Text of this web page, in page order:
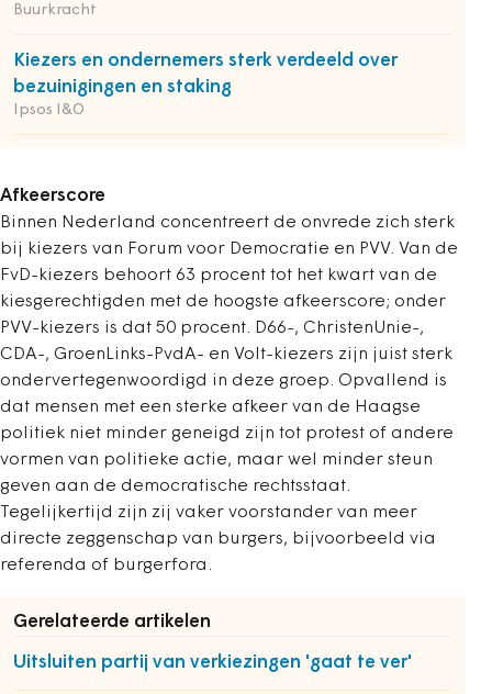
Buurkracht
Kiezers en ondernemers sterk verdeeld over
bezuinigingen en staking
Ipsos I&O
Afkeerscore
Binnen Nederland concentreert de onvrede zich sterk
bij kiezers van Forum voor Democratie en PVV. Van de
FvD-kiezers behoort 63 procent tot het kwart van de
kiesgerechtigden met de hoogste afkeerscore; onder
PVV-kiezers is dat 50 procent. D66-, ChristenUnie-,
CDA-, GroenLinks-PvdA- en Volt-kiezers zijn juist sterk
ondervertegenwoordigd in deze groep. Opvallend is
dat mensen met een sterke afkeer van de Haagse
politiek niet minder geneigd zijn tot protest of andere
vormen van politieke actie, maar wel minder steun
geven aan de democratische rechtsstaat.
Tegelijkertijd zijn zij vaker voorstander van meer
directe zeggenschap van burgers, bijvoorbeeld via
referenda of burgerfora.
Gerelateerde artikelen
Uitsluiten partij van verkiezingen 'gaat te ver'